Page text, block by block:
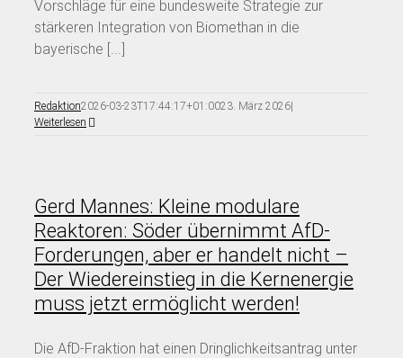
Vorschläge für eine bundesweite Strategie zur
stärkeren Integration von Biomethan in die
bayerische [...]
Redaktion2026-03-23T17:44:17+01:0023. März 2026|
Weiterlesen
Gerd Mannes: Kleine modulare
Reaktoren: Söder übernimmt AfD-
Forderungen, aber er handelt nicht –
Der Wiedereinstieg in die Kernenergie
muss jetzt ermöglicht werden!
Die AfD-Fraktion hat einen Dringlichkeitsantrag unter